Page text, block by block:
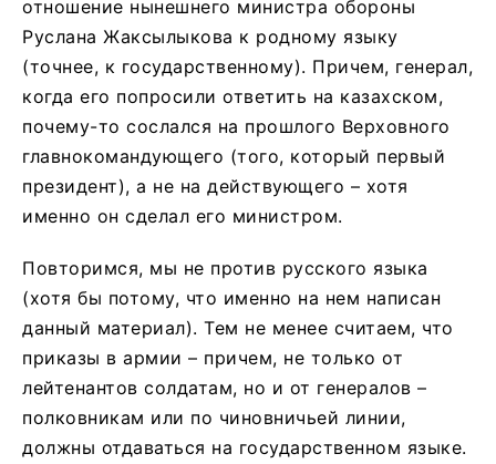
отношение нынешнего министра обороны
Руслана Жаксылыкова к родному языку
(точнее, к государственному). Причем, генерал,
когда его попросили ответить на казахском,
почему-то сослался на прошлого Верховного
главнокомандующего (того, который первый
президент), а не на действующего – хотя
именно он сделал его министром.
Повторимся, мы не против русского языка
(хотя бы потому, что именно на нем написан
данный материал). Тем не менее считаем, что
приказы в армии – причем, не только от
лейтенантов солдатам, но и от генералов –
полковникам или по чиновничьей линии,
должны отдаваться на государственном языке.